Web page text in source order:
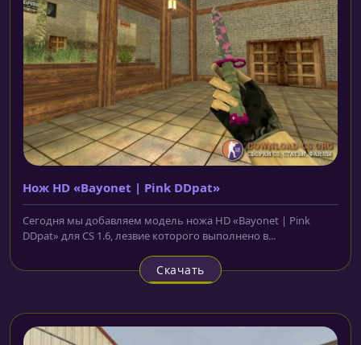
Нож HD «Bayonet | Pink DDpat»
Сегодня мы добавляем модель ножа HD «Bayonet | Pink
DDpat» для CS 1.6, лезвие которого выполнено в...
Скачать